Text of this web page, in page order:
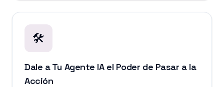
🛠️
Dale a Tu Agente IA el Poder de Pasar a la
Acción